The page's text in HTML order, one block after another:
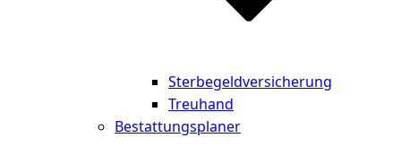
Sterbegeldversicherung
Treuhand
Bestattungsplaner